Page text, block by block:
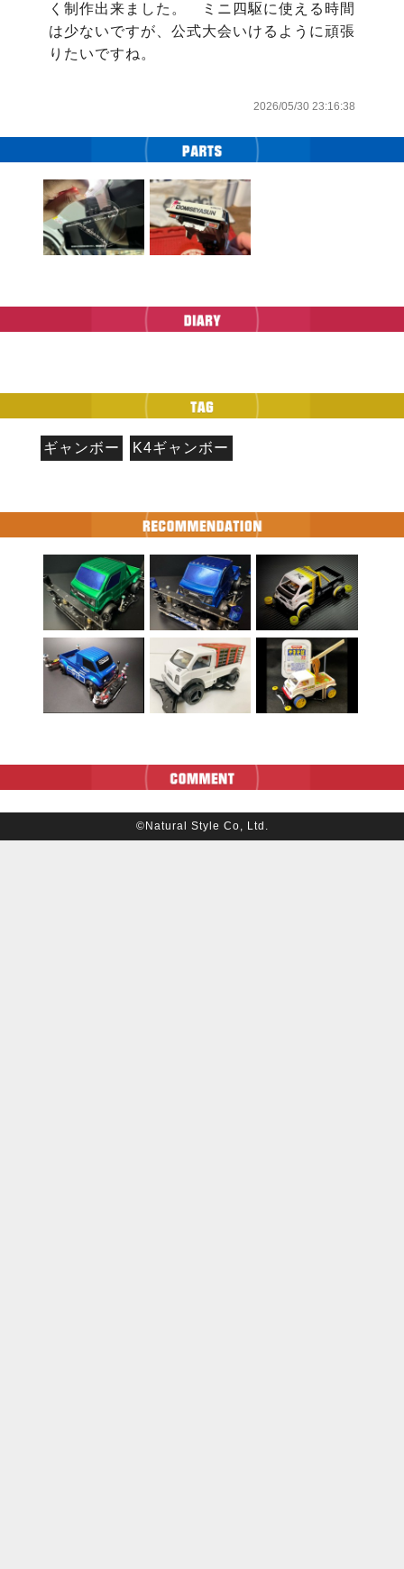
く制作出来ました。　ミニ四駆に使える時間
は少ないですが、公式大会いけるように頑張
りたいですね。
2026/05/30 23:16:38
ギャンボー K4ギャンボー
©Natural Style Co, Ltd.